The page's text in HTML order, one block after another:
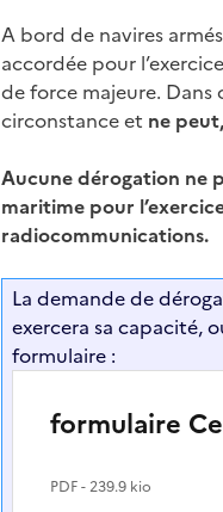
A bord de navires
accordée pour
de force majeure.
circonstance et ne
Aucune dérogation ne
maritime pour
radiocommunications.
La demande de
exercera sa capacité,
formulaire :
formulaire
PDF- 239.9 kio